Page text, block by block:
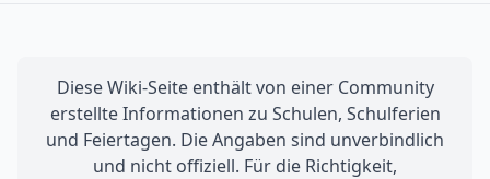
Diese Wiki-Seite enthält von einer Community
erstellte Informationen zu Schulen, Schulferien
und Feiertagen. Die Angaben sind unverbindlich
und nicht offiziell. Für die Richtigkeit,